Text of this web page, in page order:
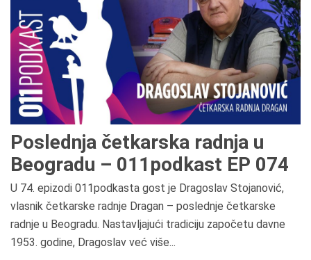
Poslednja četkarska radnja u
Beogradu – 011podkast EP 074
U 74. epizodi 011podkasta gost je Dragoslav Stojanović,
vlasnik četkarske radnje Dragan – poslednje četkarske
radnje u Beogradu. Nastavljajući tradiciju započetu davne
1953. godine, Dragoslav već više...